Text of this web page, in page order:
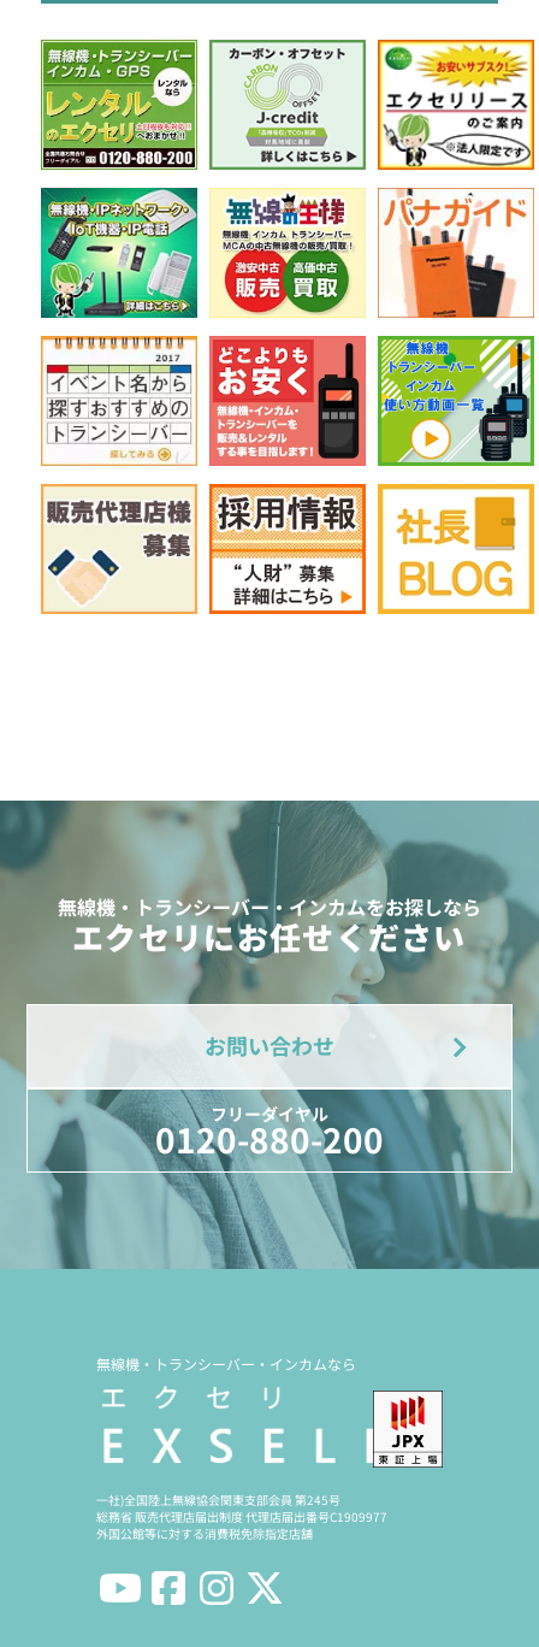
無線機・トランシーバー・インカムをお探しなら
エクセリにお任せください
お問い合わせ
フリーダイヤル
0120-880-200
無線機・トランシーバー・インカムなら
一社)全国陸上無線協会関東支部会員 第245号
総務省 販売代理店届出制度 代理店届出番号C1909977
外国公館等に対する消費税免除指定店舗